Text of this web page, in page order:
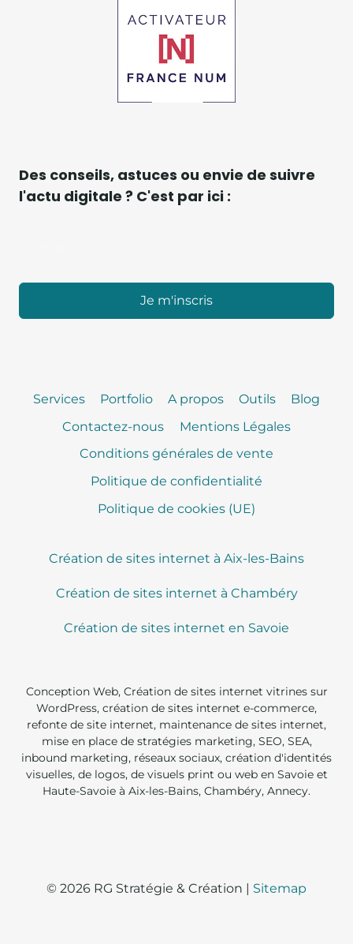
Des conseils, astuces ou envie de suivre
l'actu digitale ? C'est par ici :
Je m'inscris
Services Portfolio A propos Outils
Blog
Contactez-nous
Mentions Légales
Conditions générales de vente
Politique de confidentialité
Politique de cookies (UE)
Création de sites internet à Aix-les-Bains
Création de sites internet à Chambéry
Création de sites internet en Savoie
Conception Web, Création de sites internet vitrines sur
WordPress, création de sites internet e-commerce,
refonte de site internet, maintenance de sites internet,
mise en place de stratégies marketing, SEO, SEA,
inbound marketing, réseaux sociaux, création d'identités
visuelles, de logos, de visuels print ou web en Savoie et
Haute-Savoie à Aix-les-Bains, Chambéry, Annecy.
© 2026 RG Stratégie & Création | Sitemap